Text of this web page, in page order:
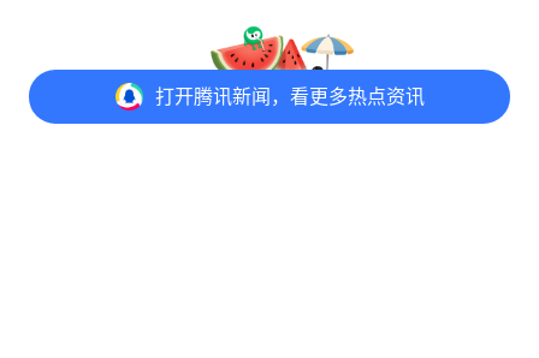
打开腾讯新闻，看更多热点资讯